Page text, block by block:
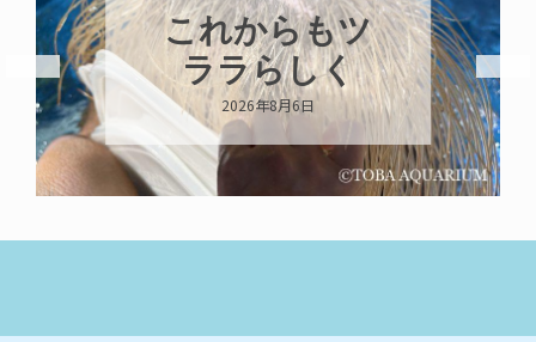
ハロー’s
Birthday!!!
2026年8月6日